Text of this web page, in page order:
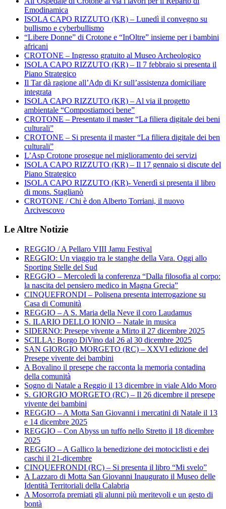
Emodinamica
ISOLA CAPO RIZZUTO (KR) – Lunedì il convegno su
bullismo e cyberbullismo
“Libere Donne” di Crotone e “InOltre” insieme per i bambini
africani
CROTONE – Ingresso gratuito al Museo Archeologico
ISOLA CAPO RIZZUTO (KR) – Il 7 febbraio si presenta il
Piano Strategico
Il Tar dà ragione all’Adp di Kr sull’assistenza domiciliare
integrata
ISOLA CAPO RIZZUTO (KR) – Al via il progetto
ambientale “Compostiamoci bene”
CROTONE – Presentato il master “La filiera digitale dei beni
culturali”
CROTONE – Si presenta il master “La filiera digitale dei ben
culturali”
L’Asp Crotone prosegue nel miglioramento dei servizi
ISOLA CAPO RIZZUTO (KR) – Il 17 gennaio si discute del
Piano Strategico
ISOLA CAPO RIZZUTO (KR)- Venerdì si presenta il libro
di mons. Staglianò
CROTONE / Chi è don Alberto Torriani, il nuovo
Arcivescovo
Le Altre Notizie
REGGIO / A Pellaro VIII Jamu Festival
REGGIO: Un viaggio tra le stanghe della Vara. Oggi allo
Sporting Stelle del Sud
REGGIO – Mercoledì la conferenza “Dalla filosofia al corpo:
la nascita del pensiero medico in Magna Grecia”
CINQUEFRONDI – Polisena presenta interrogazione su
Casa di Comunità
REGGIO – A S. Maria della Neve il coro Laudamus
S. ILARIO DELLO IONIO – Natale in musica
SIDERNO: Presepe vivente a Mirto il 27 dicembre 2025
SCILLA: Borgo DiVino dal 26 al 30 dicembre 2025
SAN GIORGIO MORGETO (RC) – XXVI edizione del
Presepe vivente dei bambini
A Bovalino il presepe che racconta la memoria contadina
della comunità
Sogno di Natale a Reggio il 13 dicembre in viale Aldo Moro
S. GIORGIO MORGETO (RC) – Il 26 dicembre il presepe
vivente dei bambini
REGGIO – A Motta San Giovanni i mercatini di Natale il 13
e 14 dicembre 2025
REGGIO – Con Abyss un tuffo nello Stretto il 18 dicembre
2025
REGGIO – A Gallico la benedizione dei motociclisti e dei
caschi il 21-dicembre
CINQUEFRONDI (RC) – Si presenta il libro “Mi svelo”
A Lazzaro di Motta San Giovanni Inaugurato il Museo delle
Identità Territoriali della Calabria
A Mosorrofa premiati gli alunni più meritevoli e un gesto di
bontà